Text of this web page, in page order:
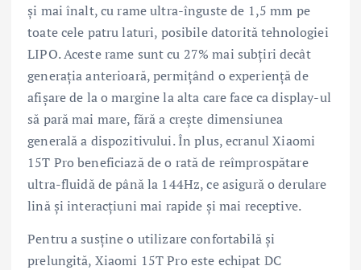
și mai înalt, cu rame ultra-înguste de 1,5 mm pe
toate cele patru laturi, posibile datorită tehnologiei
LIPO. Aceste rame sunt cu 27% mai subțiri decât
generația anterioară, permițând o experiență de
afișare de la o margine la alta care face ca display-ul
să pară mai mare, fără a crește dimensiunea
generală a dispozitivului. În plus, ecranul Xiaomi
15T Pro beneficiază de o rată de reîmprospătare
ultra-fluidă de până la 144Hz, ce asigură o derulare
lină și interacțiuni mai rapide și mai receptive.
Pentru a susține o utilizare confortabilă și
prelungită, Xiaomi 15T Pro este echipat DC